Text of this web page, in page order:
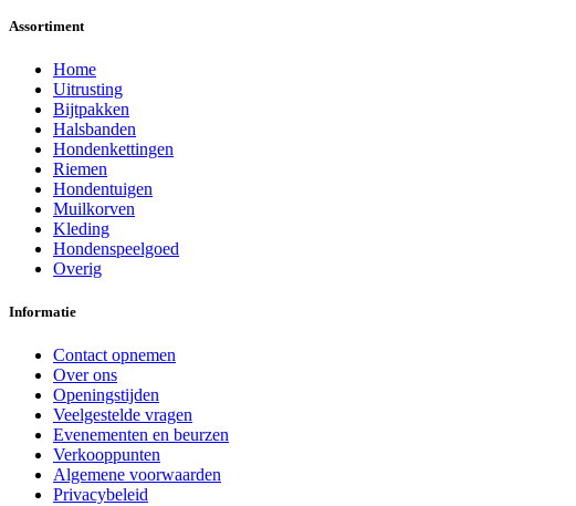
Assortiment
Home
Uitrusting
Bijtpakken
Halsbanden
Hondenkettingen
Riemen
Hondentuigen
Muilkorven
Kleding
Hondenspeelgoed
Overig
Informatie
Contact opnemen
Over ons
Openingstijden
Veelgestelde vragen
Evenementen en beurzen
Verkooppunten
Algemene voorwaarden
Privacybeleid